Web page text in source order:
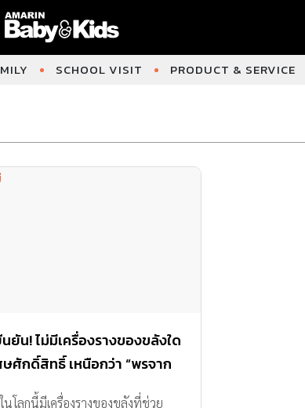
SCHOOL VISIT PRODUCT & SERVICE
ยัน! ไม่มีเครื่องรางของขลังใด
ศักดิ์สิทธิ์ เหนือกว่า “พรจาก
นโลกนี้มีเครื่องรางของขลังที่ช่วย